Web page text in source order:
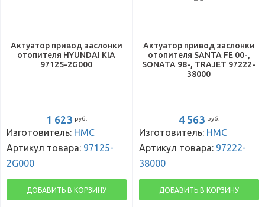
Актуатор привод заслонки
отопителя HYUNDAI KIA
97125-2G000
1 623 руб.
Изготовитель: HMC
Артикул товара: 97125-
2G000
ДОБАВИТЬ В КОРЗИНУ
Актуатор привод заслонки
отопителя SANTA FE 00-,
SONATA 98-, TRAJET 97222-
38000
4 563 руб.
Изготовитель: HMC
Артикул товара: 97222-
38000
ДОБАВИТЬ В КОРЗИНУ